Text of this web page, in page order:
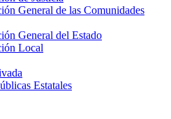
General de las Comunidades
General del Estado
Local
Estatales